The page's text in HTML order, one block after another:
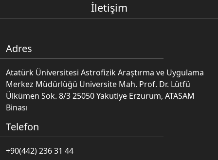
İletişim
Adres
Atatürk Üniversitesi Astrofizik Araştırma ve Uygulama
Merkez Müdürlüğü Üniversite Mah. Prof. Dr. Lütfü
Ülkümen Sok. 8/3 25050 Yakutiye Erzurum, ATASAM
Binası
Telefon
+90(442) 236 31 44